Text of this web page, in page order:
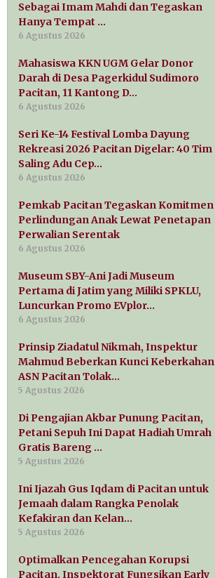
Sebagai Imam Mahdi dan Tegaskan
Hanya Tempat …
6 Agustus 2026
Mahasiswa KKN UGM Gelar Donor
Darah di Desa Pagerkidul Sudimoro
Pacitan, 11 Kantong D…
6 Agustus 2026
Seri Ke-14 Festival Lomba Dayung
Rekreasi 2026 Pacitan Digelar: 40 Tim
Saling Adu Cep…
6 Agustus 2026
Pemkab Pacitan Tegaskan Komitmen
Perlindungan Anak Lewat Penetapan
Perwalian Serentak
6 Agustus 2026
Museum SBY-Ani Jadi Museum
Pertama di Jatim yang Miliki SPKLU,
Luncurkan Promo EVplor…
6 Agustus 2026
Prinsip Ziadatul Nikmah, Inspektur
Mahmud Beberkan Kunci Keberkahan
ASN Pacitan Tolak…
5 Agustus 2026
Di Pengajian Akbar Punung Pacitan,
Petani Sepuh Ini Dapat Hadiah Umrah
Gratis Bareng …
5 Agustus 2026
Ini Ijazah Gus Iqdam di Pacitan untuk
Jemaah dalam Rangka Penolak
Kefakiran dan Kelan…
5 Agustus 2026
Optimalkan Pencegahan Korupsi
Pacitan, Inspektorat Fungsikan Early